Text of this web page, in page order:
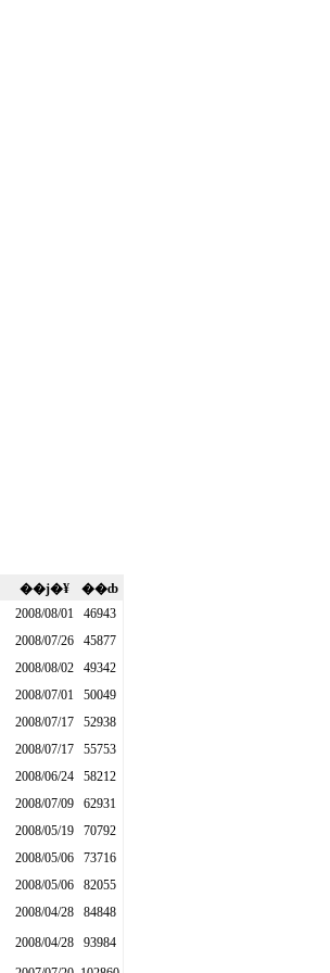
��ϳ�¥
��ȸ
2008/08/01
46943
2008/07/26
45877
2008/08/02
49342
2008/07/01
50049
2008/07/17
52938
2008/07/17
55753
2008/06/24
58212
2008/07/09
62931
2008/05/19
70792
2008/05/06
73716
2008/05/06
82055
2008/04/28
84848
2008/04/28
93984